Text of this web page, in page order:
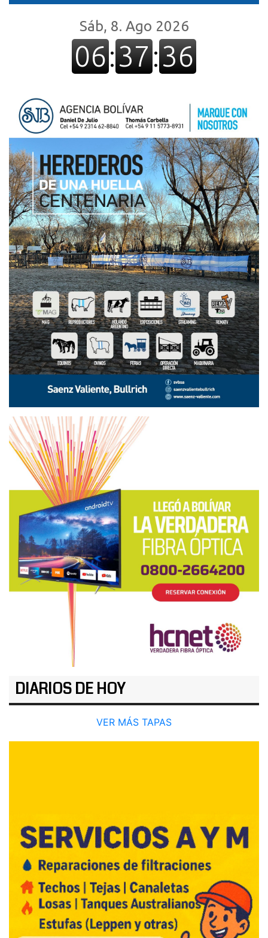
DIARIOS DE HOY
VER MÁS TAPAS